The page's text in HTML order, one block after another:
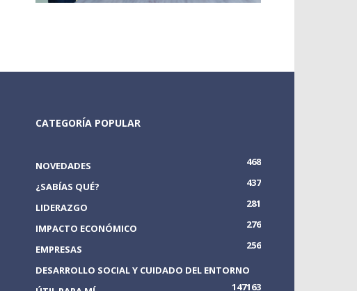
CATEGORÍA POPULAR
NOVEDADES
468
¿SABÍAS QUÉ?
437
LIDERAZGO
281
IMPACTO ECONÓMICO
276
EMPRESAS
256
DESARROLLO SOCIAL Y CUIDADO DEL ENTORNO
163
147